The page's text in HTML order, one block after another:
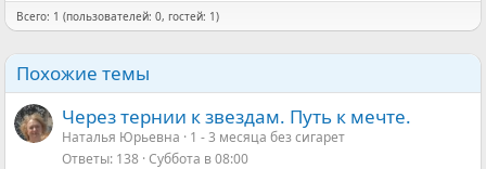
Всего: 1 (пользователей: 0, гостей: 1)
Похожие темы
Через тернии к звездам. Путь к мечте.
Наталья Юрьевна
1 - 3 месяца без сигарет
Ответы 138 Суббота в 08:00